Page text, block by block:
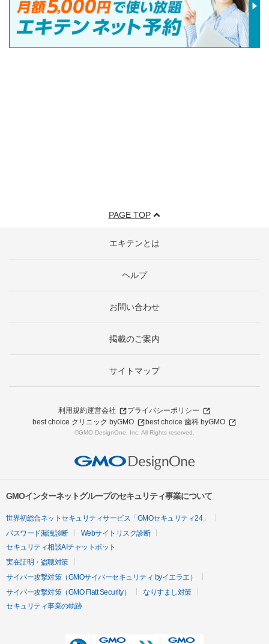
PAGE TOP
エキテンとは
ヘルプ
お問い合わせ
掲載のご案内
サイトマップ
利用規約運営会社
プライバシーポリシー
best choice クリニック byGMO
best choice 歯科 byGMO
©GMO DesignOne, Inc. All Rights reserved.
GMOインターネットグループのセキュリティ事業について
世界初総合ネットセキュリティサービス「GMOセキュリティ24」
パスワード漏洩診断
Webサイトリスク診断
セキュリティ相談AIチャットボット
実在証明・盗聴対策
サイバー攻撃対策（GMOサイバーセキュリティ byイエラエ）
サイバー攻撃対策（GMO Flatt Security）
なりすまし対策
セキュリティ事業の軌跡